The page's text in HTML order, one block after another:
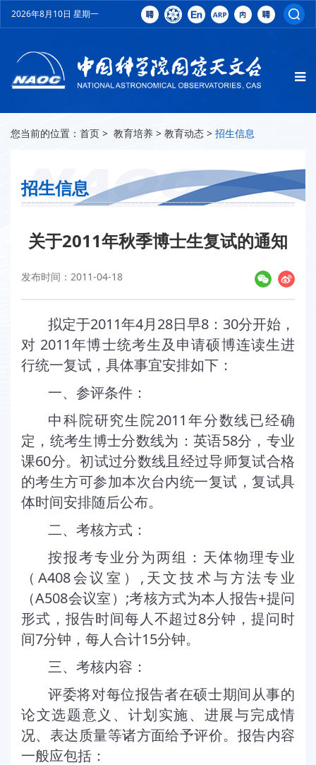
2026年8月10日 星期一
您当前的位置： 首页 > 教育培养 > 教育动态 > 招生信息
招生信息
关于2011年秋季博士生复试的通知
发布时间：2011-04-18
拟定于2011年4月 28日早8 ： 30分开始，
对 2011 年博士统考生及申请硕博连读生进
行统一复试，具体事宜安排如下：
一、参评条件：
中科院研究生院2011 年分数线已经确
定，统考生博士分数线为：英语58分，专业
课60分。初试过分数线且经过导师复试合格
的考生方可参加本次台内统一复试，复试具
体时间安排随后公布。
二、考核方式：
按报考专业分为两组：天体物理专业
（ A408会议室） , 天文技术与方法专业
（A508会议室） ;考核方式为本人报告+提问
形式，报告时间每人不超过8分钟，提问时
间7分钟，每人合计15分钟。
三、考核内容：
评委将对每位报告者在硕士期间从事的
论文选题意义、计划实施、进展与完成情
况、表达质量等诸方面给予评价。报告内容
一般应包括：